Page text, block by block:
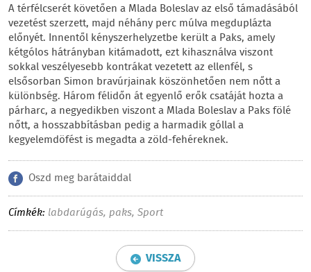
A térfélcserét követően a Mlada Boleslav az első támadásából
vezetést szerzett, majd néhány perc múlva megduplázta
előnyét. Innentől kényszerhelyzetbe került a Paks, amely
kétgólos hátrányban kitámadott, ezt kihasználva viszont
sokkal veszélyesebb kontrákat vezetett az ellenfél, s
elsősorban Simon bravúrjainak köszönhetően nem nőtt a
különbség. Három félidőn át egyenlő erők csatáját hozta a
párharc, a negyedikben viszont a Mlada Boleslav a Paks fölé
nőtt, a hosszabbításban pedig a harmadik góllal a
kegyelemdöfést is megadta a zöld-fehéreknek.
Oszd meg barátaiddal
Címkék: labdarúgás, paks, Sport
VISSZA